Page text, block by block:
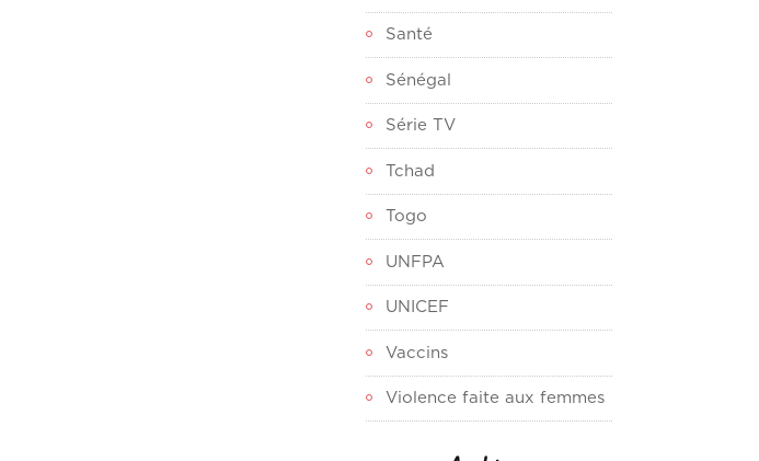
Santé
Sénégal
Série TV
Tchad
Togo
UNFPA
UNICEF
Vaccins
Violence faite aux femmes